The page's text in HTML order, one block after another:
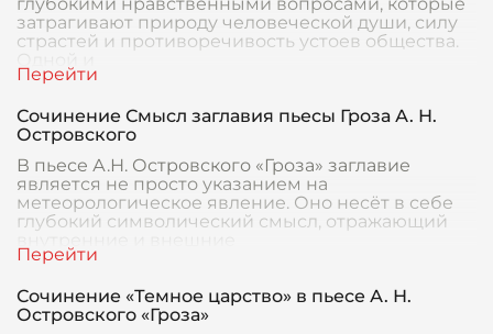
затрагивают природу человеческой души, силу
страстей и противоречивость устоев общества.
Одной и
Сочинение Смысл заглавия пьесы Гроза А. Н.
Островского
В пьесе А.Н. Островского «Гроза» заглавие
является не просто указанием на
метеорологическое явление. Оно несёт в себе
глубокий символический смысл, отражающий
Сочинение «Темное царство» в пьесе А. Н.
Островского «Гроза»